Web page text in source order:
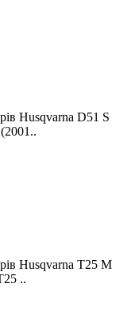
Husqvarna D51 S
Husqvarna T25 M
..